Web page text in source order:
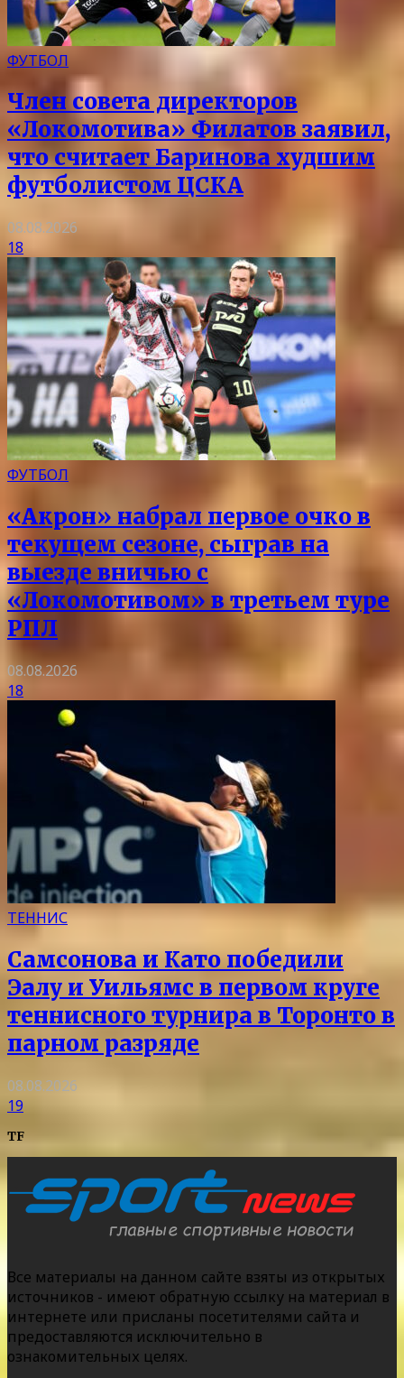
ФУТБОЛ
Член совета директоров
«Локомотива» Филатов заявил,
что считает Баринова худшим
футболистом ЦСКА
08.08.2026
18
ФУТБОЛ
«Акрон» набрал первое очко в
текущем сезоне, сыграв на
выезде вничью с
«Локомотивом» в третьем туре
РПЛ
08.08.2026
18
ТЕННИС
Самсонова и Като победили
Эалу и Уильямс в первом круге
теннисного турнира в Торонто в
парном разряде
08.08.2026
19
TF
Все материалы на данном сайте взяты из открытых
источников - имеют обратную ссылку на материал в
интернете или присланы посетителями сайта и
предоставляются исключительно в
ознакомительных целях.